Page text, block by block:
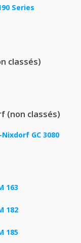
Series
classés)
(non classés)
GC 3080
163
182
185